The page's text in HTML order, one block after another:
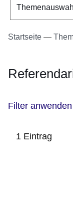
Themenauswahl
Startseite
Filter anwenden
1 Eintrag